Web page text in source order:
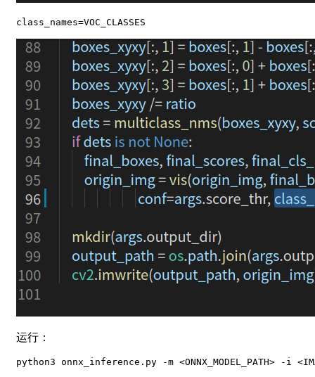
class_names=VOC_CLASSES
运行：
python3 onnx_inference.py -m <ONNX_MODEL_PATH> -i